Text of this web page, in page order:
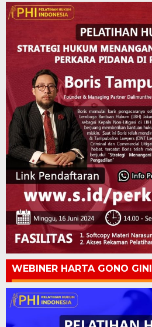
WEBINER HARTA GONO GINI